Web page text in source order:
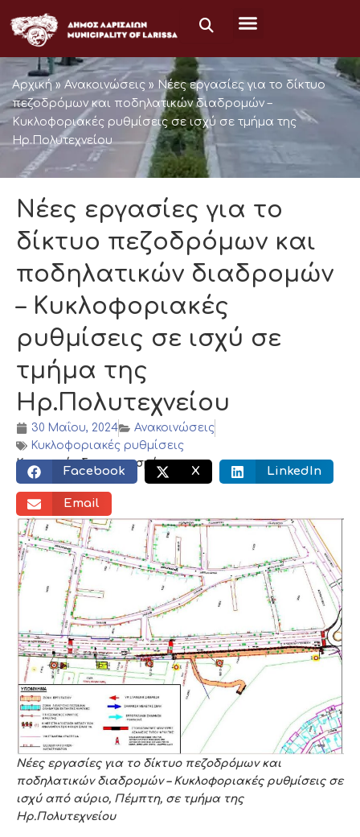
στο
περιεχόμενο
Αρχική » Ανακοινώσεις » Νέες εργασίες για το δίκτυο
πεζοδρόμων και ποδηλατικών διαδρομών –
Κυκλοφοριακές ρυθμίσεις σε ισχύ σε τμήμα της
Ηρ.Πολυτεχνείου
Νέες εργασίες για το
δίκτυο πεζοδρόμων και
ποδηλατικών διαδρομών
– Κυκλοφοριακές
ρυθμίσεις σε ισχύ σε
τμήμα της
Ηρ.Πολυτεχνείου
30 Μαΐου, 2024
Ανακοινώσεις
Κυκλοφοριακές ρυθμίσεις
Κοινωνικός διαμοιρασμός:
Facebook X LinkedIn
Email
Νέες εργασίες για το δίκτυο πεζοδρόμων και
ποδηλατικών διαδρομών – Κυκλοφοριακές ρυθμίσεις σε
ισχύ από αύριο, Πέμπτη, σε τμήμα της
Ηρ.Πολυτεχνείου